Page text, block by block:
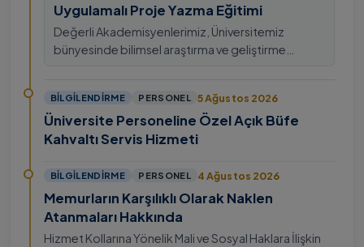
Uygulamalı Proje Yazma Eğitimi
Değerli Akademisyenlerimiz, Üniversitemiz
bünyesinde bilimsel araştırma ve geliştirme
BILGILENDIRME PERSONEL 5 Ağustos 2026
Üniversite Personeline Özel Açık Büfe
Kahvaltı Servis Hizmeti
BILGILENDIRME PERSONEL 4 Ağustos 2026
Memurların Karşılıklı Olarak Naklen
Atanmaları Hakkında
Hizmet Kollarına Yönelik Mali ve Sosyal Haklara İlişkin